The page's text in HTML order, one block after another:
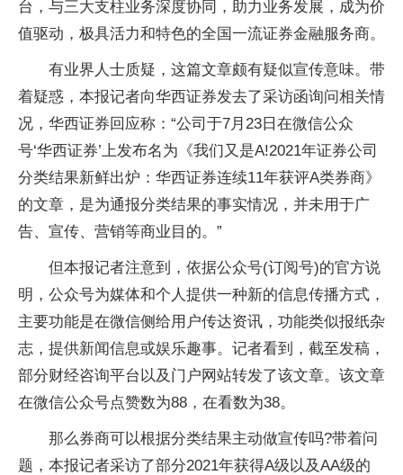
台，与三大支柱业务深度协同，助力业务发展，成为价
值驱动，极具活力和特色的全国一流证券金融服务商。
有业界人士质疑，这篇文章颇有疑似宣传意味。带
着疑惑，本报记者向华西证券发去了采访函询问相关情
况，华西证券回应称：“公司于7月23日在微信公众
号‘华西证券’上发布名为《我们又是A!2021年证券公司
分类结果新鲜出炉：华西证券连续11年获评A类券商》
的文章，是为通报分类结果的事实情况，并未用于广
告、宣传、营销等商业目的。”
但本报记者注意到，依据公众号(订阅号)的官方说
明，公众号为媒体和个人提供一种新的信息传播方式，
主要功能是在微信侧给用户传达资讯，功能类似报纸杂
志，提供新闻信息或娱乐趣事。记者看到，截至发稿，
部分财经咨询平台以及门户网站转发了该文章。该文章
在微信公众号点赞数为88，在看数为38。
那么券商可以根据分类结果主动做宣传吗?带着问
题，本报记者采访了部分2021年获得A级以及AA级的